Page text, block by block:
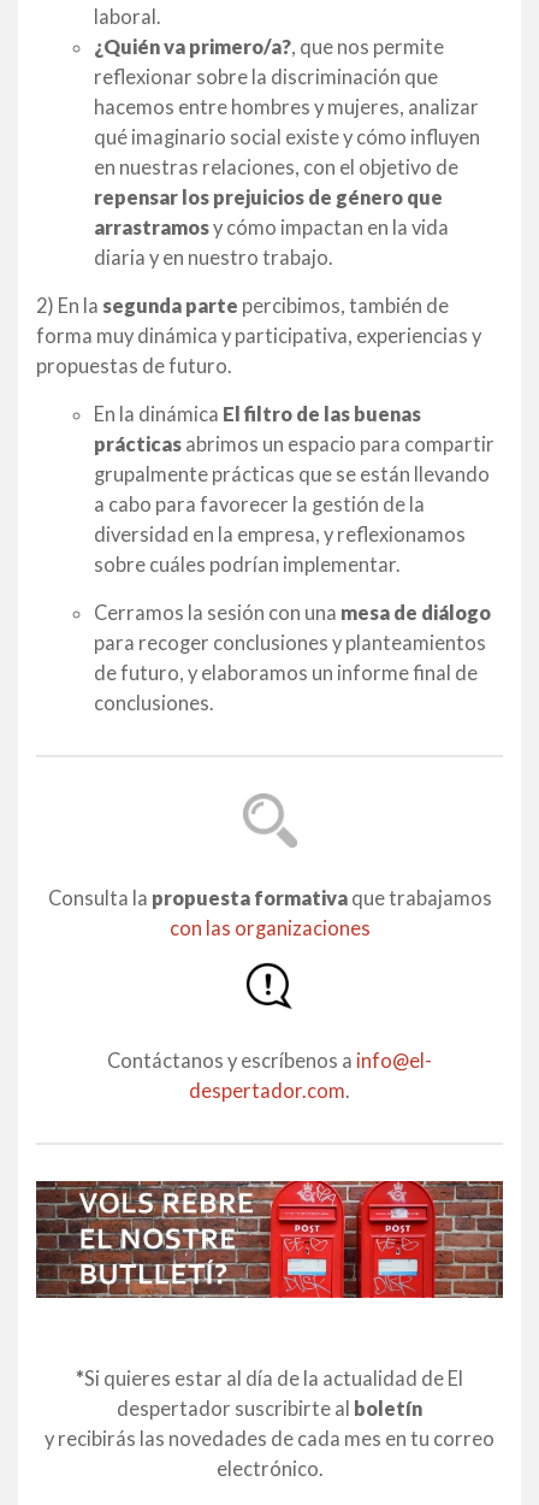
laboral.
¿Quién va primero/a?, que nos permite
reflexionar sobre la discriminación que
hacemos entre hombres y mujeres, analizar
qué imaginario social existe y cómo influyen
en nuestras relaciones, con el objetivo de
repensar los prejuicios de género que
arrastramosy cómo impactan en la vida
diaria y en nuestro trabajo.
2) En la segunda parte percibimos, también de
forma muy dinámica y participativa, experiencias y
propuestas de futuro.
En la dinámica El filtro de las buenas
prácticas abrimos un espacio para compartir
grupalmente prácticas que se están llevando
a cabo para favorecer la gestión de la
diversidad en la empresa, y reflexionamos
sobre cuáles podrían implementar.
Cerramos la sesión con una mesa de diálogo
para recoger conclusiones y planteamientos
de futuro, y elaboramos un informe final de
conclusiones.
Consulta la propuesta formativaque trabajamos
con las organizaciones
Contáctanos y escríbenos a info@el-
despertador.com.
*Si quieres estar al día de la actualidad de El
despertador suscribirte al boletín
y recibirás las novedades de cada mes en tu correo
electrónico.